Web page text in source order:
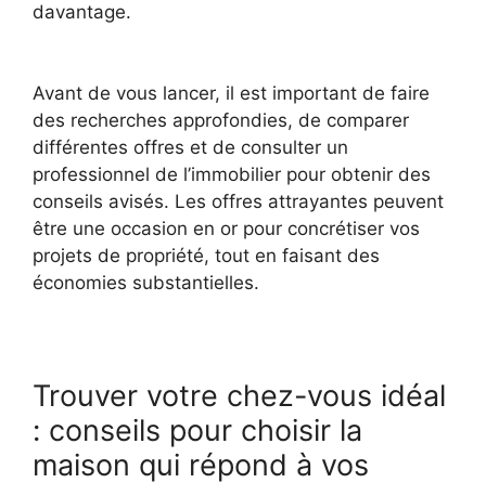
davantage.
Avant de vous lancer, il est important de faire
des recherches approfondies, de comparer
différentes offres et de consulter un
professionnel de l’immobilier pour obtenir des
conseils avisés. Les offres attrayantes peuvent
être une occasion en or pour concrétiser vos
projets de propriété, tout en faisant des
économies substantielles.
Trouver votre chez-vous idéal
: conseils pour choisir la
maison qui répond à vos